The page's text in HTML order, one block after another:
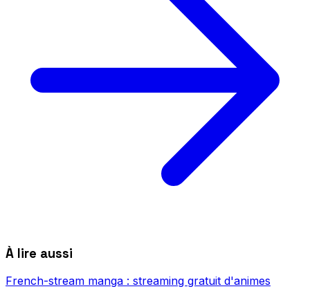
À lire aussi
French-stream manga : streaming gratuit d'animes